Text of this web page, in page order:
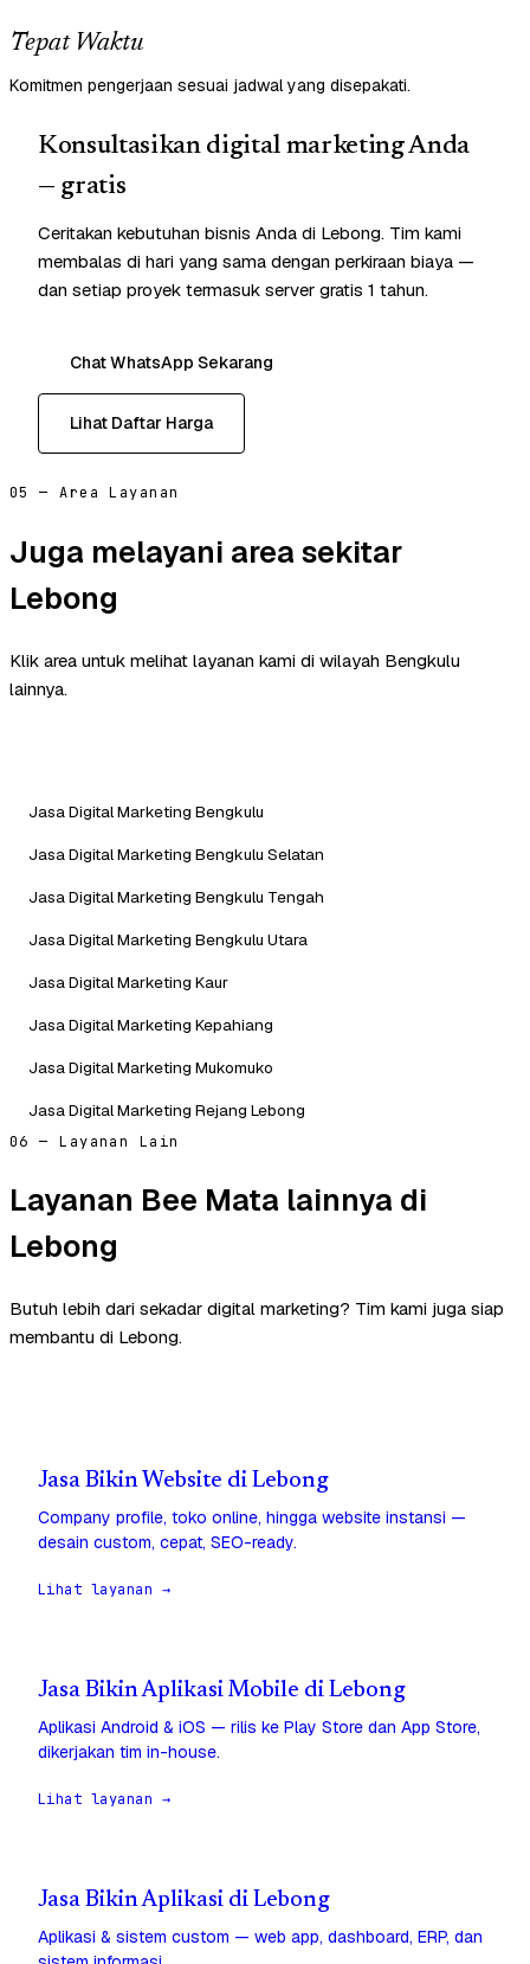
Tepat Waktu
Komitmen pengerjaan sesuai jadwal yang disepakati.
Konsultasikan digital marketing Anda
— gratis
Ceritakan kebutuhan bisnis Anda di Lebong. Tim kami
membalas di hari yang sama dengan perkiraan biaya —
dan setiap proyek termasuk server gratis 1 tahun.
Chat WhatsApp Sekarang
Lihat Daftar Harga
05 — Area Layanan
Juga melayani area sekitar
Lebong
Klik area untuk melihat layanan kami di wilayah Bengkulu
lainnya.
Jasa Digital Marketing Bengkulu
Jasa Digital Marketing Bengkulu Selatan
Jasa Digital Marketing Bengkulu Tengah
Jasa Digital Marketing Bengkulu Utara
Jasa Digital Marketing Kaur
Jasa Digital Marketing Kepahiang
Jasa Digital Marketing Mukomuko
Jasa Digital Marketing Rejang Lebong
06 — Layanan Lain
Layanan Bee Mata lainnya di
Lebong
Butuh lebih dari sekadar digital marketing? Tim kami juga siap
membantu di Lebong.
Jasa Bikin Website di Lebong
Company profile, toko online, hingga website instansi —
desain custom, cepat, SEO-ready.
Lihat layanan →
Jasa Bikin Aplikasi Mobile di Lebong
Aplikasi Android & iOS — rilis ke Play Store dan App Store,
dikerjakan tim in-house.
Lihat layanan →
Jasa Bikin Aplikasi di Lebong
Aplikasi & sistem custom — web app, dashboard, ERP, dan